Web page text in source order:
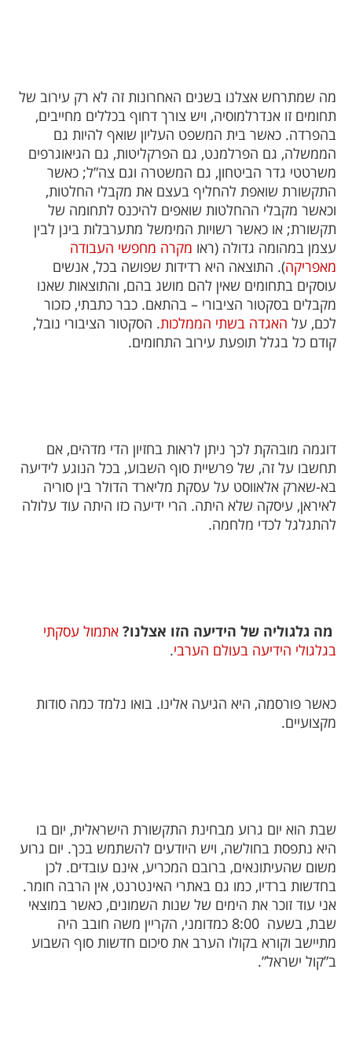
מה שמתרחש אצלנו בשנים האחרונות זה לא רק עירוב של
תחומים זו אנדרלמוסיה, ויש צורך דחוף בכללים מחייבים,
בהפרדה. כאשר בית המשפט העליון שואף להיות גם
הממשלה, גם הפרלמנט, גם הפרקליטות, גם הגיאוגרפים
משרטטי גדר הביטחון, גם המשטרה וגם צה”ל; כאשר
התקשורת שואפת להחליף בעצם את מקבלי החלטות,
וכאשר מקבלי ההחלטות שואפים להיכנס לתחומה של
תקשורת; או כאשר רשויות המימשל מתערבלות בינן לבין
עצמן במהומה גדולה (ראו מקרה מחפשי העבודה
מאפריקה). התוצאה היא רדידות שפושה בכל, אנשים
עוסקים בתחומים שאין להם מושג בהם, והתוצאות שאנו
מקבלים בסקטור הציבורי – בהתאם. כבר כתבתי, כזכור
לכם, על האגדה בשתי הממלכות. הסקטור הציבורי נובל,
קודם כל בגלל תופעת עירוב התחומים.
דוגמה מובהקת לכך ניתן לראות בחזיון הדי מדהים, אם
תחשבו על זה, של פרשיית סוף השבוע, בכל הנוגע לידיעה
בא-שארק אלאווסט על עסקת מליארד הדולר בין סוריה
לאיראן, עיסקה שלא היתה. הרי ידיעה כזו היתה עוד עלולה
להתגלגל לכדי מלחמה.
מה גלגוליה של הידיעה הזו אצלנו? אתמול עסקתי
בגלגולי הידיעה בעולם הערבי.
כאשר פורסמה, היא הגיעה אלינו. בואו נלמד כמה סודות
מקצועיים.
שבת הוא יום גרוע מבחינת התקשורת הישראלית, יום בו
היא נתפסת בחולשה, ויש היודעים להשתמש בכך. יום גרוע
משום שהעיתונאים, ברובם המכריע, אינם עובדים. לכן
בחדשות ברדיו, כמו גם באתרי האינטרנט, אין הרבה חומר.
אני עוד זוכר את הימים של שנות השמונים, כאשר במוצאי
שבת, בשעה
8:00 כמדומני, הקריין משה חובב היה
מתיישב וקורא בקולו הערב את סיכום חדשות סוף השבוע
ב”קול ישראל”.